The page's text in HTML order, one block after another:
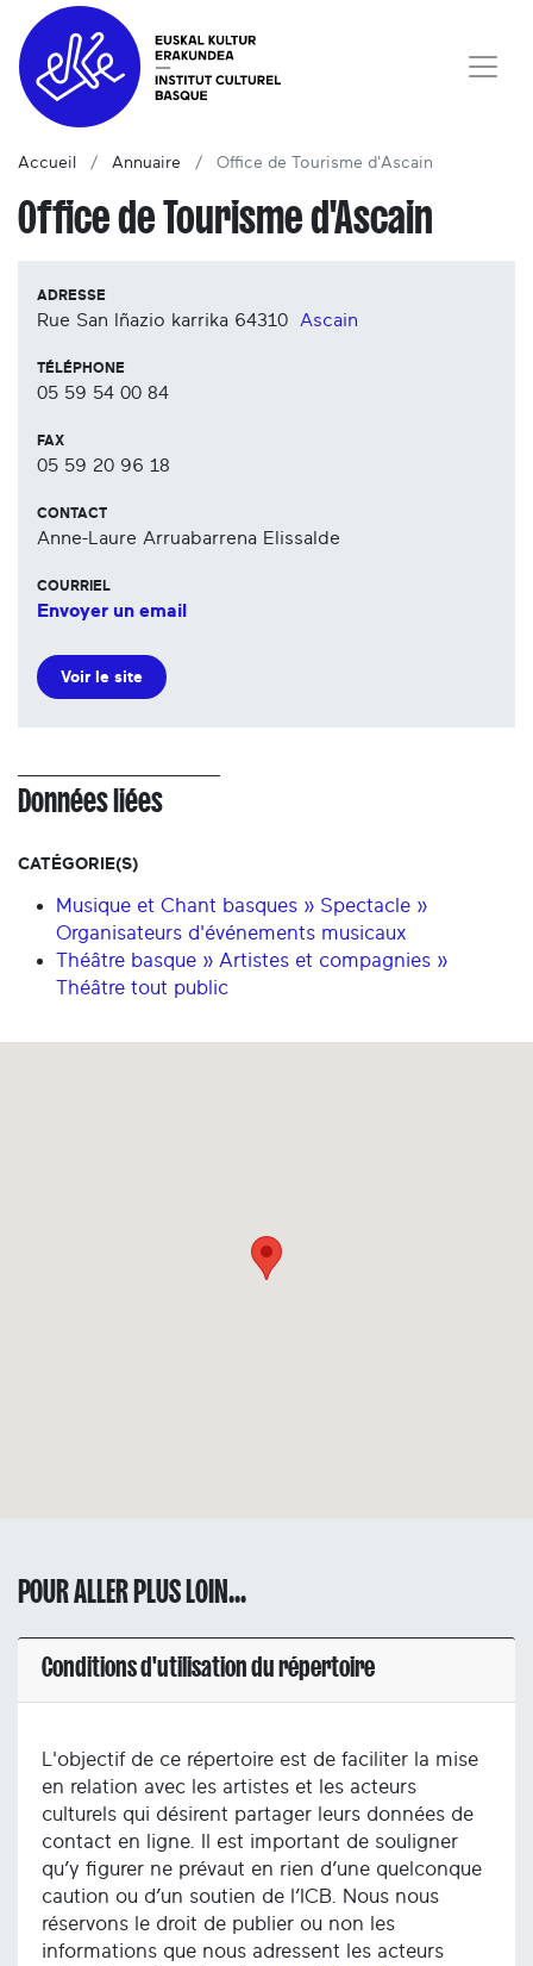
Accueil Annuaire Office de Tourisme d'Ascain
Office de Tourisme d'Ascain
ADRESSE
Rue San Iñazio karrika 64310 Ascain
TÉLÉPHONE
05 59 54 00 84
FAX
05 59 20 96 18
CONTACT
Anne-Laure Arruabarrena Elissalde
COURRIEL
Envoyer un email
Voir le site
Données liées
CATÉGORIE(S)
Musique et Chant basques » Spectacle »
Organisateurs d'événements musicaux
Théâtre basque » Artistes et compagnies »
Théâtre tout public
POUR ALLER PLUS LOIN...
Conditions d'utilisation du répertoire
L'objectif de ce répertoire est de faciliter la mise
en relation avec les artistes et les acteurs
culturels qui désirent partager leurs données de
contact en ligne. Il est important de souligner
qu’y figurer ne prévaut en rien d’une quelconque
caution ou d’un soutien de l’ICB. Nous nous
réservons le droit de publier ou non les
informations que nous adressent les acteurs